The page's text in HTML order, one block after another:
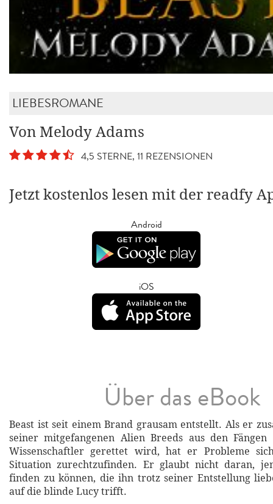
LIEBESROMANE
Von Melody Adams
4,5 STERNE, 11 REZENSIONEN
Jetzt kostenlos lesen mit der readfy
Android
iOS
Über das eBook
Beast ist seit einem Brand grausam entstellt. Als er
seiner mitgefangenen Alien Breeds aus den
Wissenschaftler gerettet wird, hat er Probleme
Situation zurechtzufinden. Er glaubt nicht daran,
finden zu können, die ihn trotz seiner Entstellung
auf die blinde Lucy trifft.